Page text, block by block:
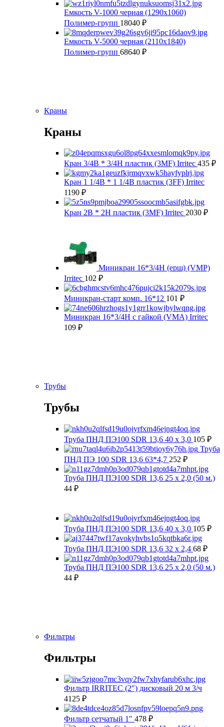
Емкость V-1000 черная (1290х1060)
Полимер-групп 18040 ₽
Емкость V-5000 черная (2110х1840)
Полимер-групп 68640 ₽
Краны
Краны
Кран 3/4В * 3/4Н пластик (3MF) Irritec 435 ₽
Кран 1 1/4В * 1 1/4В пластик (3FF) Irritec
1190 ₽
Кран 2В * 2Н пластик (3MF) Irritec 2030 ₽
Миникран 16*3/4Н (ерш) (VMP)
Irritec 102 ₽
Миникран-старт комп. 16*12 101 ₽
Миникран 16*3/4Н с гайкой (VMA) Irritec
109 ₽
Трубы
Трубы
Труба ПНД ПЭ100 SDR 13,6 40 х 3,0 105 ₽
Труба
ПНД ПЭ 100 SDR 13,6 63*4,7 252 ₽
Труба ПНД ПЭ100 SDR 13,6 25 х 2,0 (50 м.)
44 ₽
Труба ПНД ПЭ100 SDR 13,6 40 х 3,0 105 ₽
Труба ПНД ПЭ100 SDR 13,6 32 х 2,4 68 ₽
Труба ПНД ПЭ100 SDR 13,6 25 х 2,0 (50 м.)
44 ₽
Фильтры
Фильтры
Фильтр IRRITEC (2") дисковый 20 м 3/ч
4125 ₽
Фильтр сетчатый 1" 478 ₽